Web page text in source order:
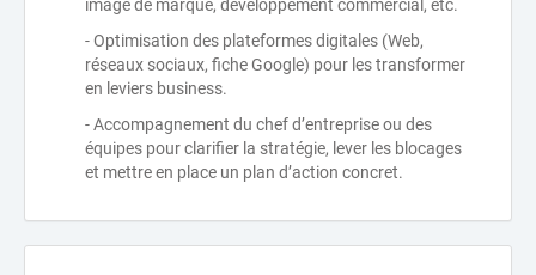
image de marque, développement commercial, etc.
- Optimisation des plateformes digitales (Web,
réseaux sociaux, fiche Google) pour les transformer
en leviers business.
- Accompagnement du chef d’entreprise ou des
équipes pour clarifier la stratégie, lever les blocages
et mettre en place un plan d’action concret.